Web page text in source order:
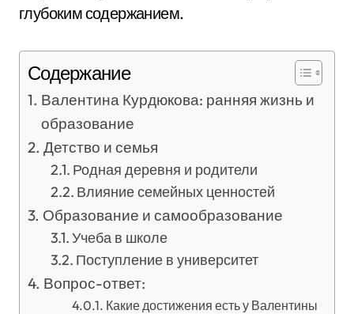
глубоким содержанием.
Содержание
Валентина Курдюкова: ранняя жизнь и
образование
Детство и семья
Родная деревня и родители
Влияние семейных ценностей
Образование и самообразование
Учеба в школе
Поступление в университет
Вопрос-ответ:
Какие достижения есть у Валентины